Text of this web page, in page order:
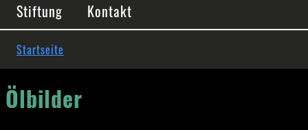
Stiftung
Kontakt
Startseite
Ölbilder